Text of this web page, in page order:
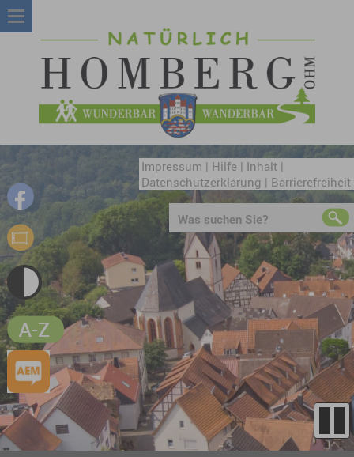
Impressum | Hilfe | Inhalt|
Datenschutzerklärung | Barrierefreiheit
Was suchen Sie?